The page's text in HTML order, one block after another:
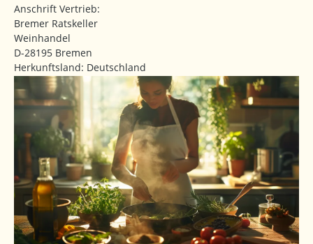
Anschrift Vertrieb:
Bremer Ratskeller
Weinhandel
D-28195 Bremen
Herkunftsland: Deutschland